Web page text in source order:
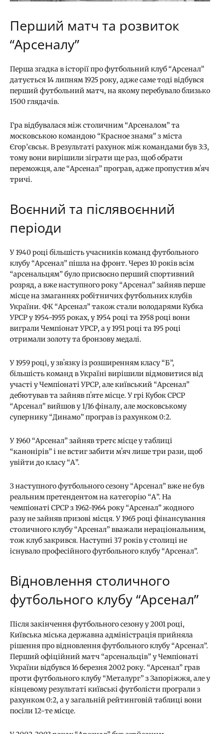
Перший матч та розвиток
“Арсеналу”
Перша згадка в історії про футбольний клуб “Арсенал”
датується 14 липням 1925 року, адже саме тоді відбувся
перший футбольний матч, на якому перебувало близько
1500 глядачів.
Гра відбувалася між столичним “Арсеналом” та
московською командою “Красное знамя” з міста
Єгор’євськ. В результаті рахунок між командами був 3:3,
тому вони вирішили зіграти ще раз, щоб обрати
переможця, але “Арсенал” програв, адже пропустив мʼяч
тричі.
Воєнний та післявоєнний
періоди
У 1940 році більшість учасників команд футбольного
клубу “Арсенал” пішла на фронт. Через 10 років всім
“арсенальцям” було присвоєно перший спортивний
розряд, а вже наступного року “Арсенал” зайняв перше
місце на змаганнях робітничих футбольних клубів
України. ФК “Арсенал” також стали володарями Кубка
УРСР у 1954-1955 роках, у 1954 році та 1958 році вони
виграли Чемпіонат УРСР, а у 1951 році та 195 році
отримали золоту та бронзову медалі.
У 1959 році, у звʼязку із розширенням класу “Б”,
більшість команд в Україні вирішили відмовитися від
участі у Чемпіонаті УРСР, але київський “Арсенал”
дебютував та зайняв пʼяте місце. У грі Кубок СРСР
“Арсенал” вийшов у 1/16 фіналу, але московському
супернику “Динамо” програв із рахунком 0:2.
У 1960 “Арсенал” зайняв третє місце у таблиці
“канонірів” і не встиг забити мʼяч лише три рази, щоб
увійти до класу “А”.
З наступного футбольного сезону “Арсенал” вже не був
реальним претендентом на категорію “А”. На
чемпіонаті СРСР з 1962-1964 року “Арсенал” жодного
разу не зайняв призові місця. У 1965 році фінансування
столичного клубу “Арсенал” вважали нераціональним,
тож клуб закрився. Наступні 37 років у столиці не
існувало професійного футбольного клубу “Арсенал”.
Відновлення столичного
футбольного клубу “Арсенал”
Після закінчення футбольного сезону у 2001 році,
Київська міська державна адміністрація прийняла
рішення про відновлення футбольного клубу “Арсенал”.
Перший офіційний матч “арсенальців” у Чемпіонаті
України відбувся 16 березня 2002 року. “Арсенал” грав
проти футбольного клубу “Металург” з Запоріжжя, але у
кінцевому результаті київські футболісти програли з
рахунком 0:2, а у загальній рейтинговій таблиці вони
посіли 12-те місце.